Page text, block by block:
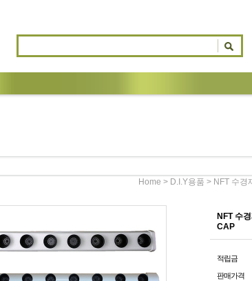
Home > D.I.Y용품 > NFT 수경
NFT 수
CAP
적립금
판매가격